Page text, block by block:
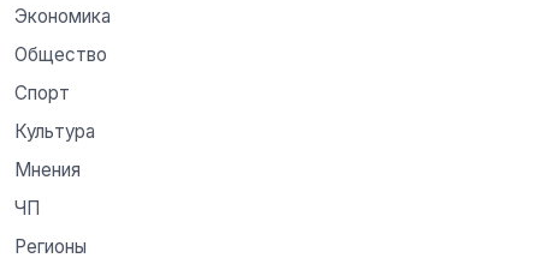
Экономика
Общество
Спорт
Культура
Мнения
ЧП
Регионы